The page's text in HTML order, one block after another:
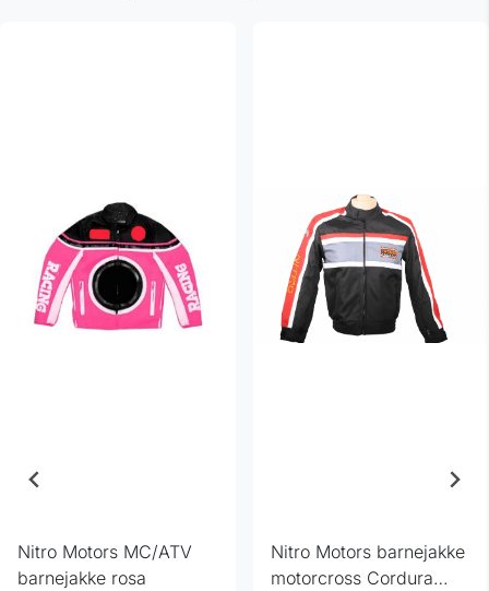
Nitro Motors MC/ATV
barnejakke rosa
Nitro Motors barnejakke
motorcross Cordura